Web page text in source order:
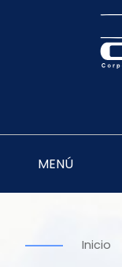
MENÚ
Inicio